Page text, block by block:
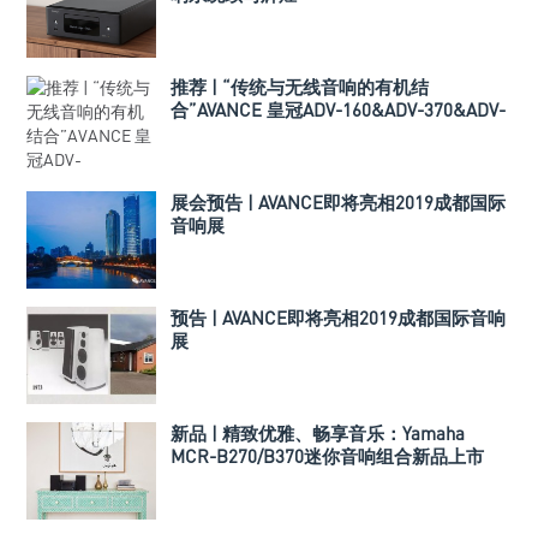
推荐 | “传统与无线音响的有机结
合”AVANCE 皇冠ADV-160&ADV-370&ADV-
展会预告 | AVANCE即将亮相2019成都国际
音响展
预告 | AVANCE即将亮相2019成都国际音响
展
新品 | 精致优雅、畅享音乐：Yamaha
MCR-B270/B370迷你音响组合新品上市